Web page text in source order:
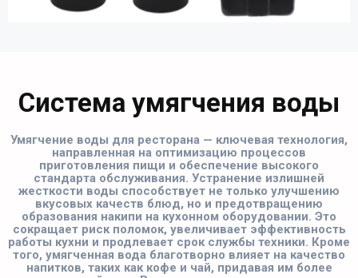
Система умягчения воды
Умягчение воды для ресторана — ключевая технология,
направленная на оптимизацию процессов
приготовления пищи и обеспечение высокого
стандарта обслуживания. Устранение излишней
жесткости воды способствует не только улучшению
вкусовых качеств блюд, но и предотвращению
образования накипи на кухонном оборудовании. Это
сокращает риск поломок, увеличивает эффективность
работы кухни и продлевает срок службы техники. Кроме
того, умягченная вода благотворно влияет на качество
напитков, таких как кофе и чай, придавая им более